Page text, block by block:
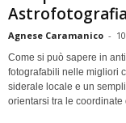
Astrofotografia
Agnese Caramanico -
Come si può sapere in
fotografabili nelle migliori
siderale locale e un
orientarsi tra le coordinate